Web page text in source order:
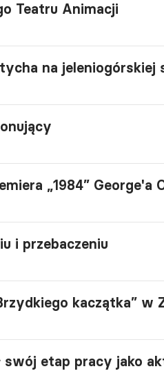
Teatru Animacji
na jeleniogórskiej
„1984”
i przebaczeniu
kaczątka”
swój etap pracy jako